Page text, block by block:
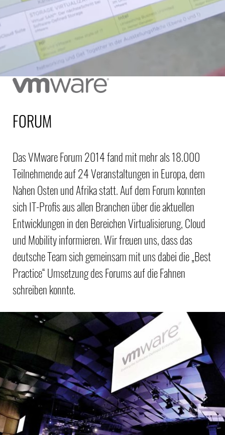
FORUM
Das VMware Forum 2014 fand mit mehr als 18.000
Teilnehmende auf 24 Veranstaltungen in Europa, dem
Nahen Osten und Afrika statt. Auf dem Forum konnten
sich IT-Profis aus allen Branchen über die aktuellen
Entwicklungen in den Bereichen Virtualisierung, Cloud
und Mobility informieren. Wir freuen uns, dass das
deutsche Team sich gemeinsam mit uns dabei die „Best
Practice“ Umsetzung des Forums auf die Fahnen
schreiben konnte.